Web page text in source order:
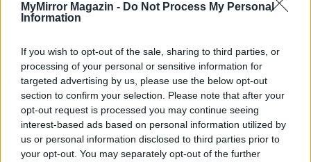
MyMirror Magazin - Do Not Process My Personal
Information
If you wish to opt-out of the sale, sharing to third parties, or
processing of your personal or sensitive information for
targeted advertising by us, please use the below opt-out
section to confirm your selection. Please note that after your
opt-out request is processed you may continue seeing
interest-based ads based on personal information utilized by
us or personal information disclosed to third parties prior to
your opt-out. You may separately opt-out of the further
Oktatás és nevelés területén dolgozom, de minden
szabadidőmben írok. Szeretek belesni a hétköznapok függönye
mögé és közben keresem az embert, a nőt a jól legyártott álarcok
mögött. Néha meséket is írok, de gyakrabban novellákat,
cikkeket és apró vicces történeteket.